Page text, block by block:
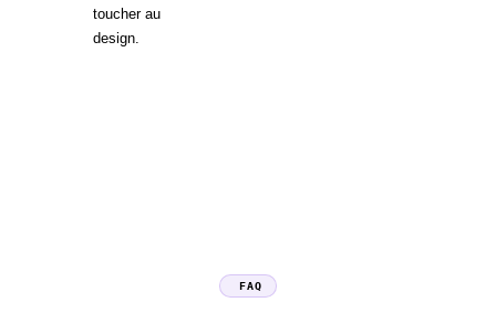
toucher au
design.
FAQ